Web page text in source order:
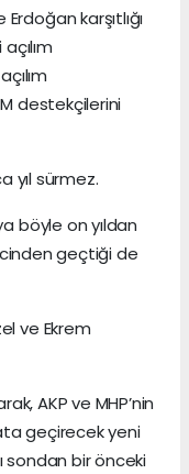
karşıtlığı
destekçilerini
yıl sürmez.
böyle on yıldan
geçtiği de
ve Ekrem
AKP ve MHP’nin
geçirecek yeni
sondan bir önceki